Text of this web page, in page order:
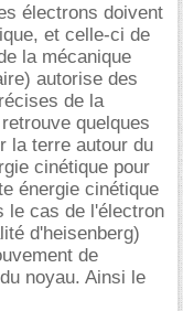
électrons doivent
et celle-ci de
la mécanique
autorise des
de la
quelques
la terre autour du
cinétique pour
énergie cinétique
le cas de l'électron
d'heisenberg)
de
noyau. Ainsi le